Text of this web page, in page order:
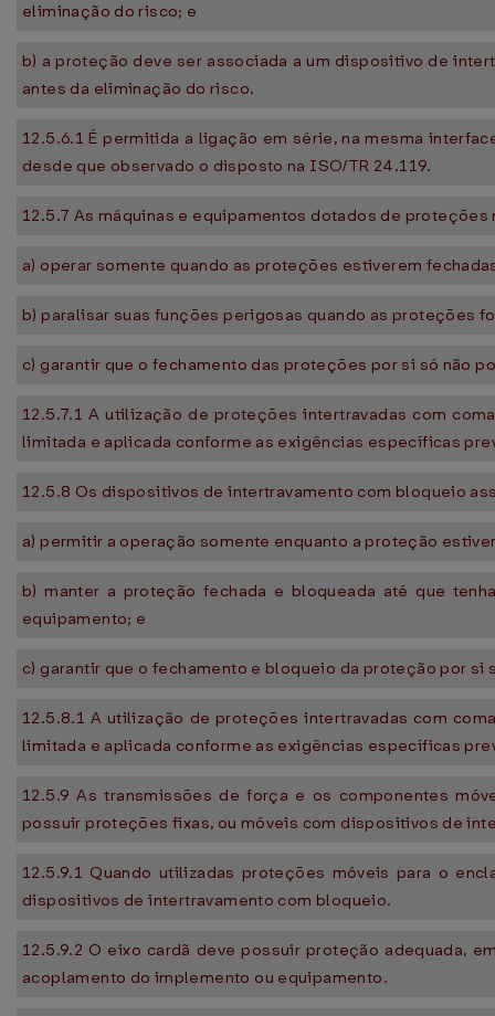
eliminação do risco; e
b) a proteção deve ser associada a um dispositivo de
antes da eliminação do risco.
12.5.6.1 É permitida a ligação em série, na mesma
desde que observado o disposto na ISO/TR 24.119.
12.5.7 As máquinas e equipamentos dotados de
a) operar somente quando as proteções estiverem
b) paralisar suas funções perigosas quando as proteções
c) garantir que o fechamento das proteções por si só não
12.5.7.1 A utilização de proteções intertravadas com
limitada e aplicada conforme as exigências específicas
12.5.8 Os dispositivos de intertravamento com bloqueio
a) permitir a operação somente enquanto a proteção
b) manter a proteção fechada e bloqueada até que
equipamento; e
c) garantir que o fechamento e bloqueio da proteção por
12.5.8.1 A utilização de proteções intertravadas com
limitada e aplicada conforme as exigências específicas
12.5.9 As transmissões de força e os componentes
possuir proteções fixas, ou móveis com dispositivos de
12.5.9.1 Quando utilizadas proteções móveis para o
dispositivos de intertravamento com bloqueio.
12.5.9.2 O eixo cardã deve possuir proteção adequada,
acoplamento do implemento ou equipamento.